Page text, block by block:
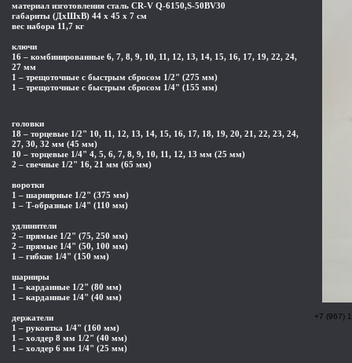
материал изготовления сталь CR-V Q-6150,S-50BV30
габариты (ДхШхВ) 44 х 45 х 7 см
вес набора 11,7 кг
ключи
16 – комбинированные 6, 7, 8, 9, 10, 11, 12, 13, 14, 15, 16, 17, 19, 22, 24,
27 мм
1 – трещоточные с быстрым сбросом 1/2" (275 мм)
1 – трещоточные с быстрым сбросом 1/4" (155 мм)
головки
18 – торцевые 1/2" 10, 11, 12, 13, 14, 15, 16, 17, 18, 19, 20, 21, 22, 23, 24,
27, 30, 32 мм (45 мм)
10 – торцевые 1/4" 4, 5, 6, 7, 8, 9, 10, 11, 12, 13 мм (25 мм)
2 – свечные 1/2" 16, 21 мм (65 мм)
воротки
1 – шарнирные 1/2" (375 мм)
1 – Т-образные 1/4" (110 мм)
удлинители
2 – прямые 1/2" (75, 250 мм)
2 – прямые 1/4" (50, 100 мм)
1 – гибкие 1/4" (150 мм)
шарниры
1 – карданные 1/2" (80 мм)
1 – карданные 1/4" (40 мм)
держатели
1 – рукоятка 1/4" (160 мм)
1 – холдер 8 мм 1/2" (40 мм)
1 – холдер 6 мм 1/4" (25 мм)
+7 (967)